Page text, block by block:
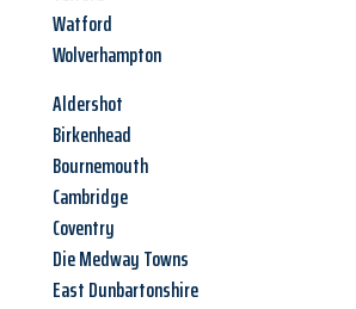
Watford
Wolverhampton
Aldershot
Birkenhead
Bournemouth
Cambridge
Coventry
Die Medway Towns
East Dunbartonshire